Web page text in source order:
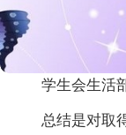
学生会生活
总结是对取